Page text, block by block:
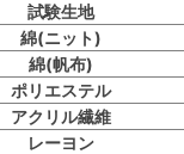
試験生地
綿(ニット)
綿(帆布)
ポリエステル
アクリル繊維
レーヨン